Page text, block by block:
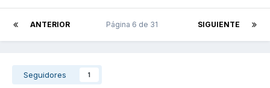
ANTERIOR SIGUIENTE
Página 6 de 31
Seguidores 1